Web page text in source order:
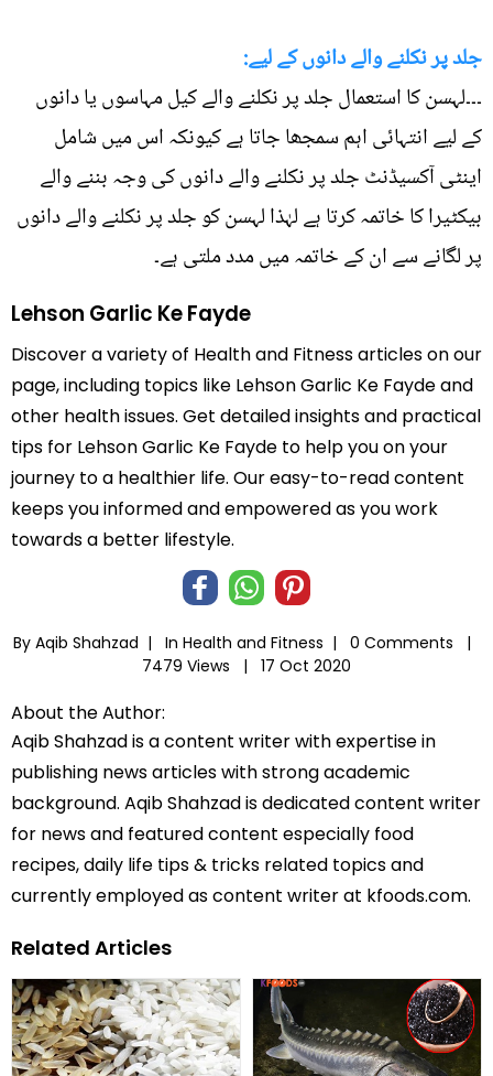
جلد پر نکلنے والے دانوں کے لیے:
۔۔۔لہسن کا استعمال جلد پر نکلنے والے کیل مہاسوں یا دانوں
کے لیے انتہائی اہم سمجھا جاتا ہے کیونکہ اس میں شامل
اینٹی آکسیڈنٹ جلد پر نکلنے والے دانوں کی وجہ بننے والے
بیکٹیرا کا خاتمہ کرتا ہے لہٰذا لہسن کو جلد پر نکلنے والے دانوں
پر لگانے سے ان کے خاتمہ میں مدد ملتی ہے۔
Lehson Garlic Ke Fayde
Discover a variety of Health and Fitness articles on our
page, including topics like Lehson Garlic Ke Fayde and
other health issues. Get detailed insights and practical
tips for Lehson Garlic Ke Fayde to help you on your
journey to a healthier life. Our easy-to-read content
keeps you informed and empowered as you work
towards a better lifestyle.
By Aqib Shahzad | In Health and Fitness |
0 Comments |
7479 Views |
17 Oct 2020
About the Author:
Aqib Shahzad is a content writer with expertise in
publishing news articles with strong academic
background. Aqib Shahzad is dedicated content writer
for news and featured content especially food
recipes, daily life tips & tricks related topics and
currently employed as content writer at kfoods.com.
Related Articles